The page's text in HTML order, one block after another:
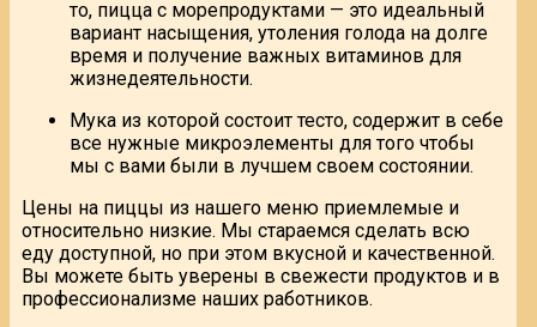
то, пицца с морепродуктами — это идеальный
вариант насыщения, утоления голода на долге
время и получение важных витаминов для
жизнедеятельности.
Мука из которой состоит тесто, содержит в себе
все нужные микроэлементы для того чтобы
мы с вами были в лучшем своем состоянии.
Цены на пиццы из нашего меню приемлемые и
относительно низкие. Мы стараемся сделать всю
еду доступной, но при этом вкусной и качественной.
Вы можете быть уверены в свежести продуктов и в
профессионализме наших работников.